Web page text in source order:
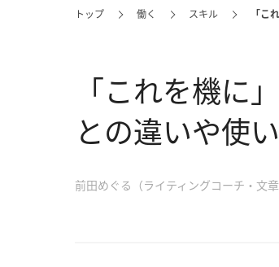
トップ 働く スキル 「こ
「これを機に
との違いや使
前田めぐる（ライティングコーチ・文章